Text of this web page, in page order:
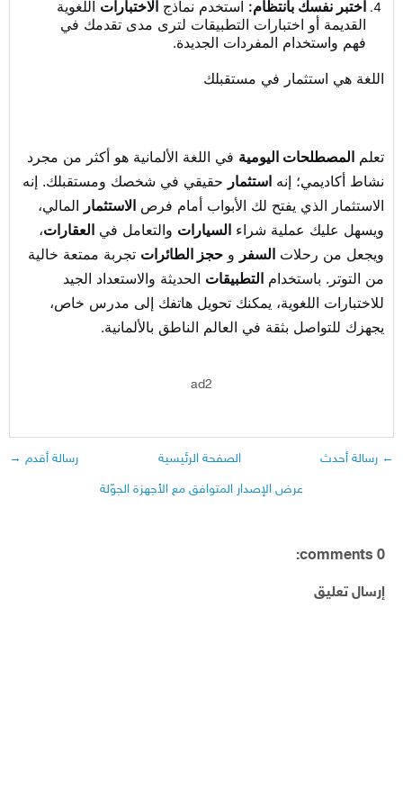
اختبر نفسك بانتظام: استخدم نماذج الاختبارات اللغوية
القديمة أو اختبارات التطبيقات لترى مدى تقدمك في
فهم واستخدام المفردات الجديدة.
اللغة هي استثمار في مستقبلك
تعلم المصطلحات اليومية في اللغة الألمانية هو أكثر من مجرد
نشاط أكاديمي؛ إنه استثمار حقيقي في شخصك ومستقبلك. إنه
الاستثمار الذي يفتح لك الأبواب أمام فرص الاستثمار المالي،
ويسهل عليك عملية شراء السيارات والتعامل في العقارات،
ويجعل من رحلات السفر و حجز الطائرات تجربة ممتعة خالية
من التوتر. باستخدام التطبيقات الحديثة والاستعداد الجيد
للاختبارات اللغوية، يمكنك تحويل هاتفك إلى مدرس خاص،
يجهزك للتواصل بثقة في العالم الناطق بالألمانية.
ad2
← رسالة أحدث رسالة أقدم →
الصفحة الرئيسية
عرض الإصدار المتوافق مع الأجهزة الجوّلة
0 comments:
إرسال تعليق